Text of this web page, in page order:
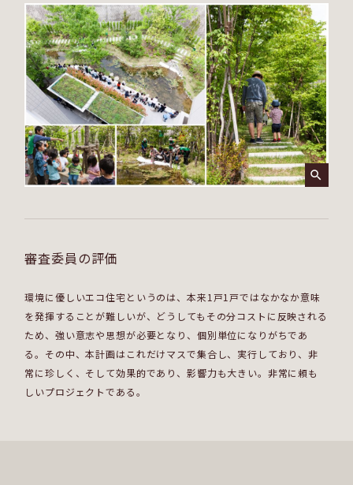
審査委員の評価
環境に優しいエコ住宅というのは、本来1戸1戸ではなかなか意味
を発揮することが難しいが、どうしてもその分コストに反映される
ため、強い意志や思想が必要となり、個別単位になりがちであ
る。その中、本計画はこれだけマスで集合し、実行しており、非
常に珍しく、そして効果的であり、影響力も大きい。非常に頼も
しいプロジェクトである。